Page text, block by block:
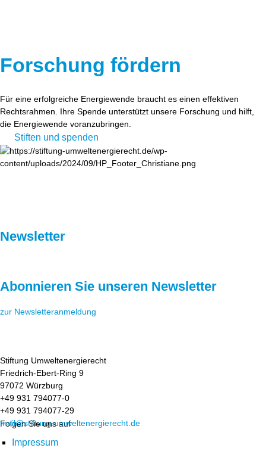
Forschung fördern
Für eine erfolgreiche Energiewende braucht es einen effektiven
Rechtsrahmen. Ihre Spende unterstützt unsere Forschung und hilft,
die Energiewende voranzubringen.
Stiften und spenden
Newsletter
Abonnieren Sie unseren Newsletter
zur Newsletteranmeldung
Stiftung Umweltenergierecht
Friedrich-Ebert-Ring 9
97072 Würzburg
+49 931 794077-0
+49 931 794077-29
mail@stiftung-umweltenergierecht.de
Folgen Sie uns auf
Impressum